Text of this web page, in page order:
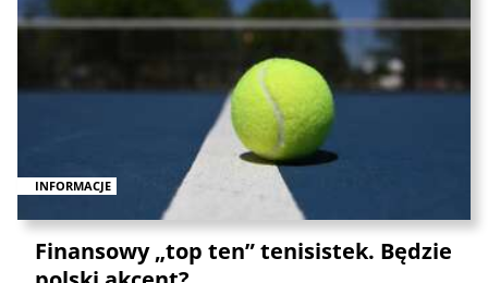
INFORMACJE
Finansowy „top ten” tenisistek. Będzie